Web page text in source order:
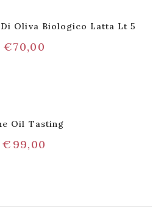
Oliva Biologico Latta Lt 5
€70,00
Oil Tasting
€ 99,00